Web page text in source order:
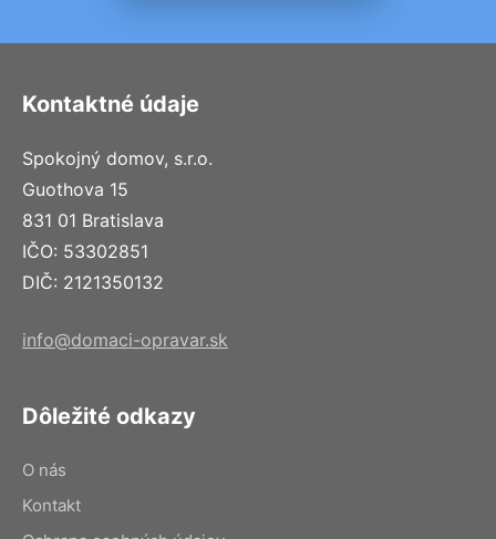
Kontaktné údaje
Spokojný domov, s.r.o.
Guothova 15
831 01 Bratislava
IČO: 53302851
DIČ: 2121350132
info@domaci-opravar.sk
Dôležité odkazy
O nás
Kontakt